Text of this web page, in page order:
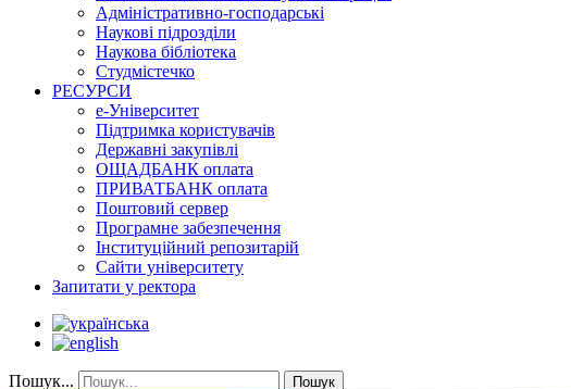
Адміністративно-господарські
Наукові підрозділи
Наукова бібліотека
Студмістечко
РЕСУРСИ
е-Університет
Підтримка користувачів
Державні закупівлі
ОЩАДБАНК оплата
ПРИВАТБАНК оплата
Поштовий сервер
Програмне забезпечення
Інституційний репозитарій
Сайти університету
Запитати у ректора
Пошук... Пошук